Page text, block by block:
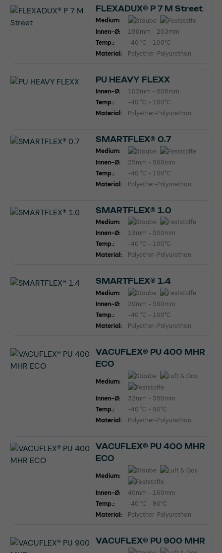
FLEXADUX® P 7 M Street
Medium:
Innen-Ø:
180mm - 203mm
Temp.:
-40 °C - 100°C
Material:
Polyether-Polyurethan
PU HEAVY FLEXX
Innen-Ø:
102mm - 508mm
Temp.:
-40 °C - 100°C
Material:
Polyether-Polyurethan
SMARTFLEX® 0.7
Medium:
Innen-Ø:
25mm - 500mm
Temp.:
-40 °C - 100°C
Material:
Polyether-Polyurethan
SMARTFLEX® 1.0
Medium:
Innen-Ø:
13mm - 500mm
Temp.:
-40 °C - 100°C
Material:
Polyether-Polyurethan
SMARTFLEX® 1.4
Medium:
Innen-Ø:
20mm - 500mm
Temp.:
-40 °C - 100°C
Material:
Polyether-Polyurethan
VACUFLEX® PU 400 MHR
ECO
Medium:
Innen-Ø:
32mm - 350mm
Temp.:
-40 °C - 90°C
Material:
Polyether-Polyurethan
VACUFLEX® PU 400 MHR
ECO
Medium:
Innen-Ø:
40mm - 160mm
Temp.:
-40 °C - 90°C
Material:
Polyether-Polyurethan
VACUFLEX® PU 900 MHR